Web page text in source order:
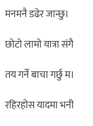
मनमनै डढेर जान्छु।
छोटो लामो यात्रा संगै
तय गर्ने बाचा गर्छु म।
रहिरहोस यादमा भनी